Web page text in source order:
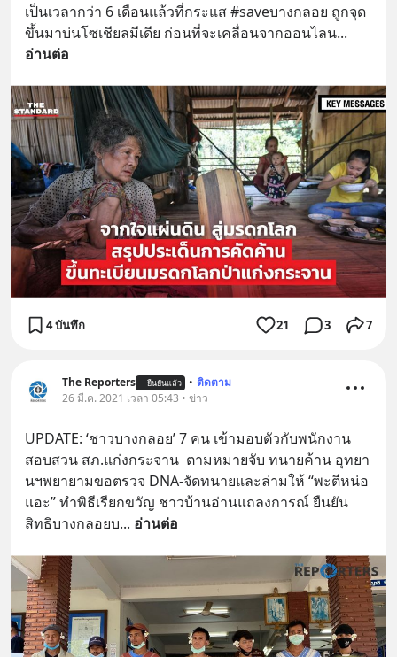
เป็นเวลากว่า 6 เดือนแล้วที่กระแส #saveบางกลอย ถูกจุด
ขึ้นมาบ่นโซเชียลมีเดีย ก่อนที่จะเคลื่อนจากออนไลน
อ่านต่อ
4 บันทึก 21 3 7
The Reporters ยืนยันแล้ว • ติดตาม
26 มี.ค. 2021 เวลา 05:43 • ข่าว
UPDATE: ‘ชาวบางกลอย’ 7 คน เข้ามอบตัวกับพนักงาน
สอบสวน สภ.แก่งกระจาน  ตามหมายจับ ทนายค้าน อุทยา
นฯพยายามขอตรวจ DNA-จัดทนายและล่ามให้ “พะตีหน่อ
แอะ” ทำพิธีเรียกขวัญ ชาวบ้านอ่านแถลงการณ์ ยืนยัน
สิทธิบางกลอยบ... อ่านต่อ